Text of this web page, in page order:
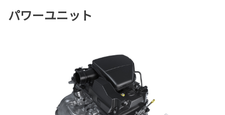
パワーユニット